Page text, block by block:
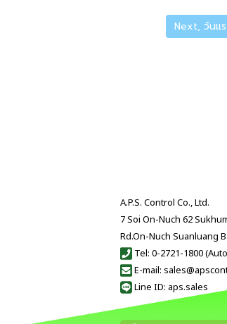
Next, วันแ
A.P.S. Control Co., Ltd.
7 Soi On-Nuch 62
Rd.On-Nuch Suanluang
Tel: 0-2721-1800
E-mail:
Line ID: aps.sales